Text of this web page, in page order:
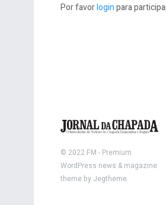
Por favorloginpara
© 2022 FM - Premium
WordPress news & magazine
theme by Jegtheme.